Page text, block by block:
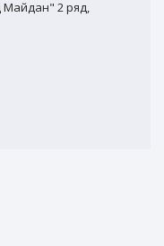
Майдан" 2 ряд,